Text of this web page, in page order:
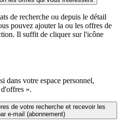
de recherche ou depuis le détail
pouvez ajouter la ou les offres de
Il suffit de cliquer sur l'icône
dans votre espace personnel,
».
de votre recherche et recevoir les
e-mail (abonnement)